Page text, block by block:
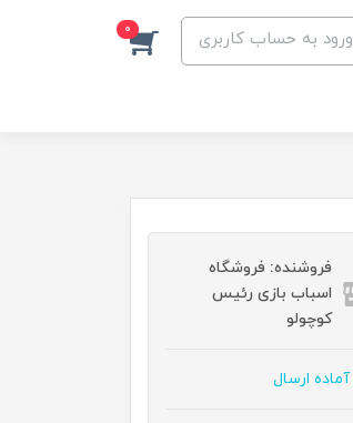
ورود به حساب کاربری 0
فروشنده: فروشگاه
اسباب بازی رئیس
کوچولو
آماده ارسال